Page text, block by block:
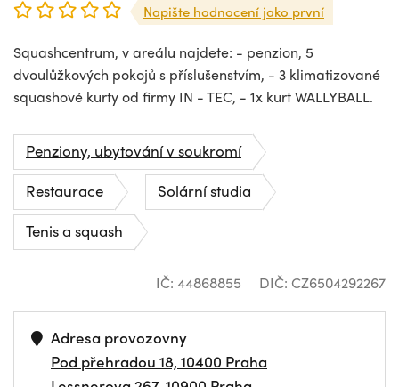
Napište hodnocení jako první
Squashcentrum, v areálu najdete: - penzion, 5
dvoulůžkových pokojů s příslušenstvím, - 3 klimatizované
squashové kurty od firmy IN - TEC, - 1x kurt WALLYBALL.
Penziony, ubytování v soukromí
Restaurace
Solární studia
Tenis a squash
IČ: 44868855 DIČ: CZ6504292267
Adresa provozovny
Pod přehradou 18, 10400 Praha